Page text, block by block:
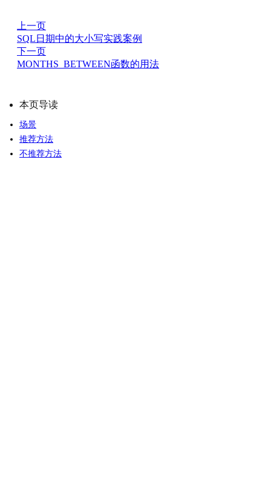
上一页
SQL日期中的大小写实践案例
下一页
MONTHS_BETWEEN函数的用法
本页导读
场景
推荐方法
不推荐方法